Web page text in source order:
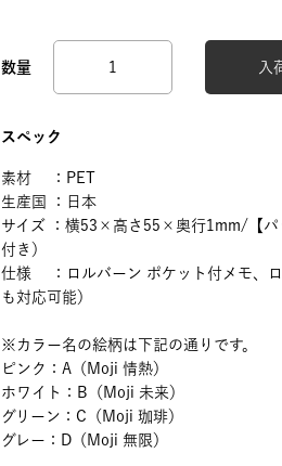
入
スペック
素材 ：PET
生産国 ：日本
サイズ ：横53×高さ55×奥行1mm/【
付き）
仕様 ：ロルバーン ポケット付メモ、ロ
も対応可能）
※カラー名の絵柄は下記の通りです。
ピンク：A（Moji 情熱）
ホワイト：B（Moji 未来）
グリーン：C（Moji 珈琲）
グレー：D（Moji 無限）